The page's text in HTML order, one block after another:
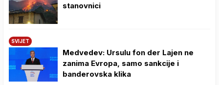
stanovnici
SVIJET
Medvedev: Ursulu fon der Lajen ne
zanima Evropa, samo sankcije i
banderovska klika